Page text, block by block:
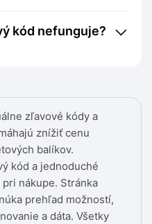
zľavové kódy a
znížiť cenu
balíkov.
kód a jednoduché
nákupe. Stránka
prehľad možností,
a dáta. Všetky
kód nefunguje?